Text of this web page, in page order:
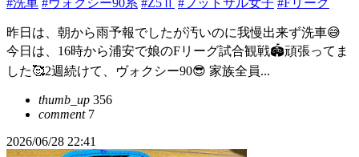
#洗車 #ヴォクシー90系 #Z5Ⅱ #フットサル女子 #Fリーグ
昨日は、朝から雨予報でしたが汚いのに我慢出来ず洗車😅
今日は、16時から浦安で娘のFリーグ試合観戦🏟️頑張ってま
した🥰2週続けて、ヴォクシー90😎 家族全員...
thumb_up 356
comment7
2026/06/28 22:41